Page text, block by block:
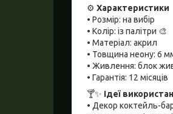
⚙️ Характеристики
• Розмір: на вибір
• Колір: із палітри 🎨
• Матеріал: акрил
• Товщина неону: 6
• Живлення: блок
• Гарантія: 12 місяців
🍸✨ Ідеї
• Декор коктейль-